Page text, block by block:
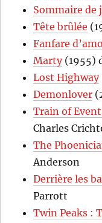
Sommaire de
Tête brûlée
Fanfare
Marty(1955)
Lost Highway
Demonlover
Train of
Charles
The
Anderson
Derrière les
Parrott
Twin Peaks :